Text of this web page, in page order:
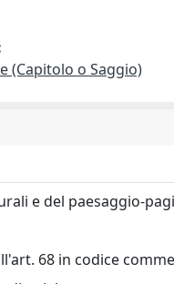
(Capitolo o Saggio)
e del paesaggio-
68 in codice